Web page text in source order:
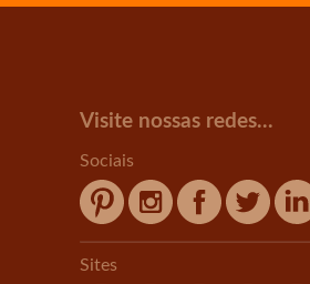
Visite nossas redes...
Sociais
Sites